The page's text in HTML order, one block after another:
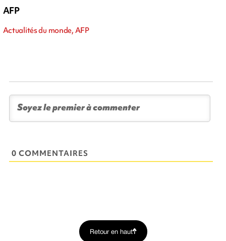
AFP
Actualités du monde, AFP
0 COMMENTAIRES
Retour en haut